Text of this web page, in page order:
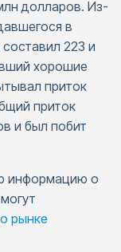
долларов. Из-
в
223 и
хорошие
приток
приток
и был побит
информацию о
рынке